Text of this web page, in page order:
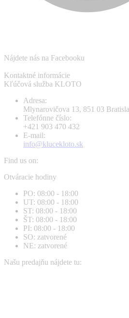
Nájdete nás na Facebooku
Kontaktné informácie
Kľúčová služba KLOTO
Adresa:
Mlynarovičova 13, 851 03
Telefónne číslo:
+421 903 470 432
E-mail:
info@klucekloto.sk
Find us on:
Facebook
opens
new
window
Instagram
opens
new
window
Otváracie hodiny
PO: 08:00 - 18:00
UT: 08:00 - 18:00
ST: 08:00 - 18:00
ŠT: 08:00 - 18:00
PI: 08:00 - 18:00
SO: zatvorené
NE: zatvorené
Našu predajňu nájdete tu: